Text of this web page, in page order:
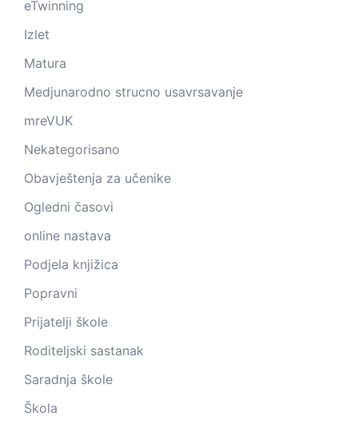
eTwinning
Izlet
Matura
Medjunarodno strucno usavrsavanje
mreVUK
Nekategorisano
Obavještenja za učenike
Ogledni časovi
online nastava
Podjela knjižica
Popravni
Prijatelji škole
Roditeljski sastanak
Saradnja škole
Škola